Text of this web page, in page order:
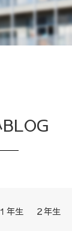
１年生 ２年生